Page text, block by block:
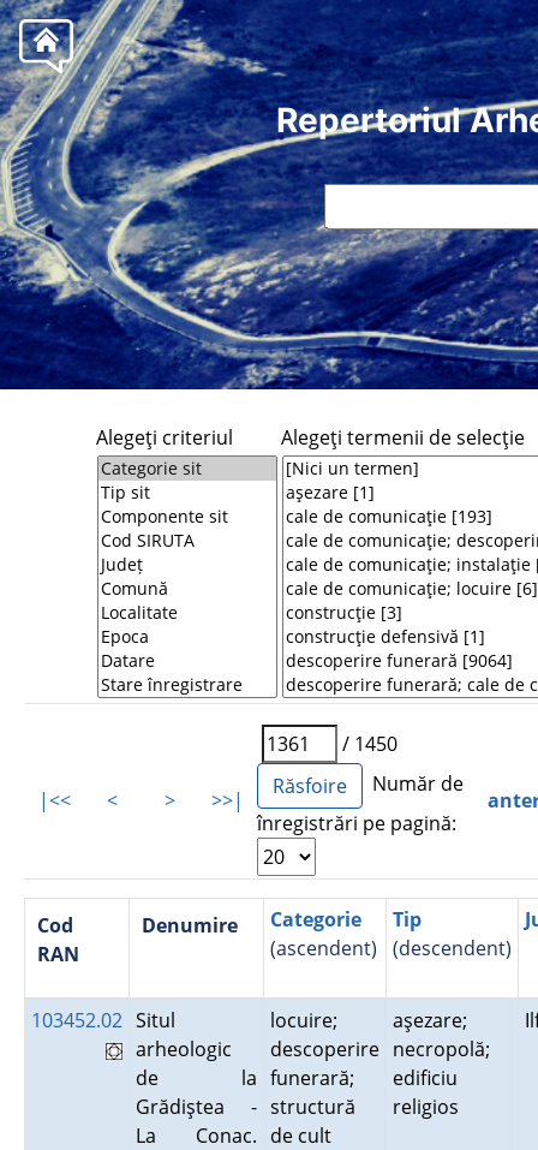
Repertoriul
Alegeţi criteriul Alegeţi termenii de selecţie
|<< < > >>|
/ 1450
Număr de
înregistrări pe pagină:
Cod
RAN
Denumire
Categorie
(ascendent)
Tip
(descendent)
103452.02 Situl
arheologic
de la
Grădiştea -
La Conac.
locuire;
descoperire
funerară;
structură
de cult
aşezare;
necropolă;
edificiu
religios